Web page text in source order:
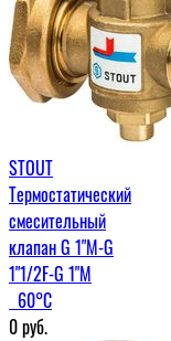
STOUT
Термостатический
смесительный
клапан G 1"М-G
1"1/2F-G 1"M
60°С
0руб.